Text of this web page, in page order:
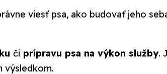
viesť psa, ako budovať jeho
či prípravu psa na výkon služby.
výsledkom.